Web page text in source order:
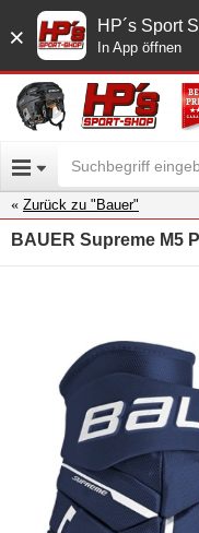
× HP´s Sport
In App öffnen
Zurück zu "Bauer"
BAUER Supreme M5